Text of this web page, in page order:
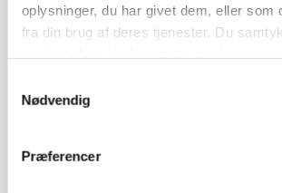
oplysninger, du har givet dem, eller som
fra din brug af deres tjenester. Du
Nødvendig
Præferencer
INDLAND
mangler stadig plejeplan